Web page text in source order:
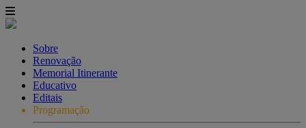
Sobre
Renovação
Memorial Itinerante
Educativo
Editais
Programação